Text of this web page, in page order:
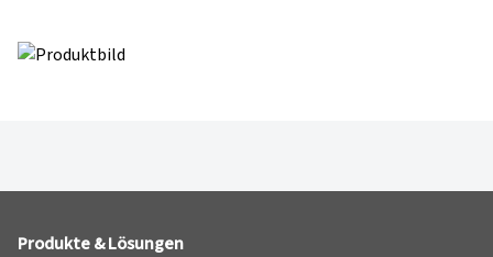
Produkte & Lösungen